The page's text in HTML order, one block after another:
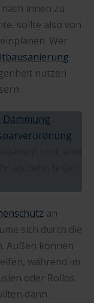
innen zu
sollte also von
Wer
nutzen
Dämmung
an
sich durch die
Außen können
während im
oder Rollos
dann